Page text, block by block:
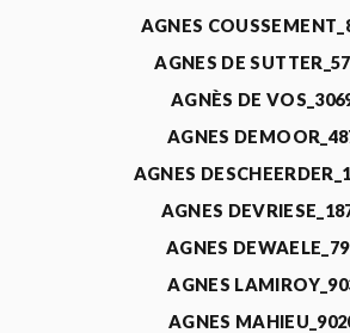
AGNES
AGNES DE
AGNÈS DE
AGNES
AGNES
AGNES
AGNES
AGNES
AGNES